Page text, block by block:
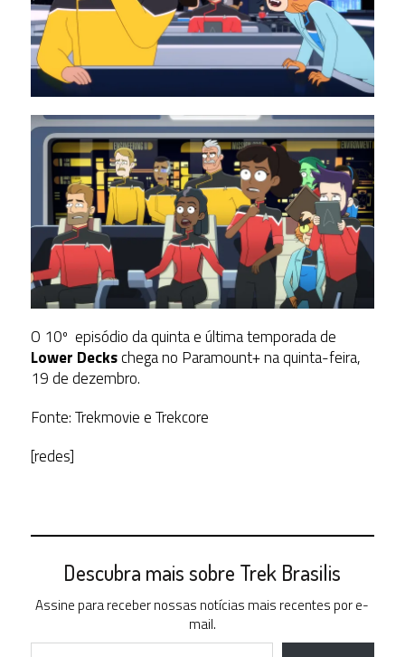
O 10º episódio da quinta e última temporada de
Lower Deckschega no Paramount+ na quinta-feira,
19 de dezembro.
Fonte: Trekmovie e Trekcore
[redes]
Descubra mais sobre Trek Brasilis
Assine para receber nossas notícias mais recentes por e-
mail.
Digite seu e-mail…